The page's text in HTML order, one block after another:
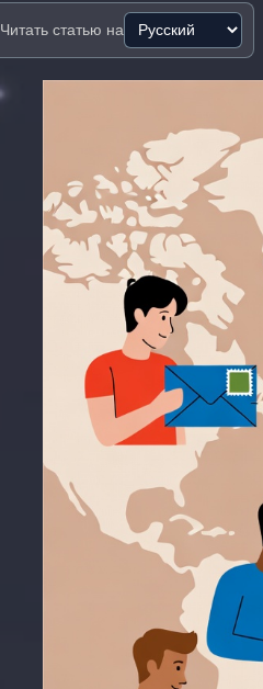
Читать статью на